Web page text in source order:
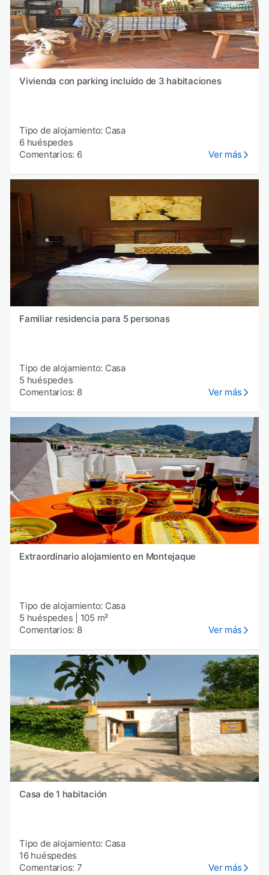
Vivienda con parking incluído de 3 habitaciones
Tipo de alojamiento: Casa
6 huéspedes
Comentarios: 6
Ver más
Familiar residencia para 5 personas
Tipo de alojamiento: Casa
5 huéspedes
Comentarios: 8
Ver más
Extraordinario alojamiento en Montejaque
Tipo de alojamiento: Casa
5 huéspedes
105 m²
Comentarios: 8
Ver más
Casa de 1 habitación
Tipo de alojamiento: Casa
16 huéspedes
Comentarios: 7
Ver más